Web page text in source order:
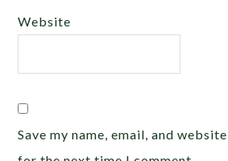
Website
Save my name, email, and